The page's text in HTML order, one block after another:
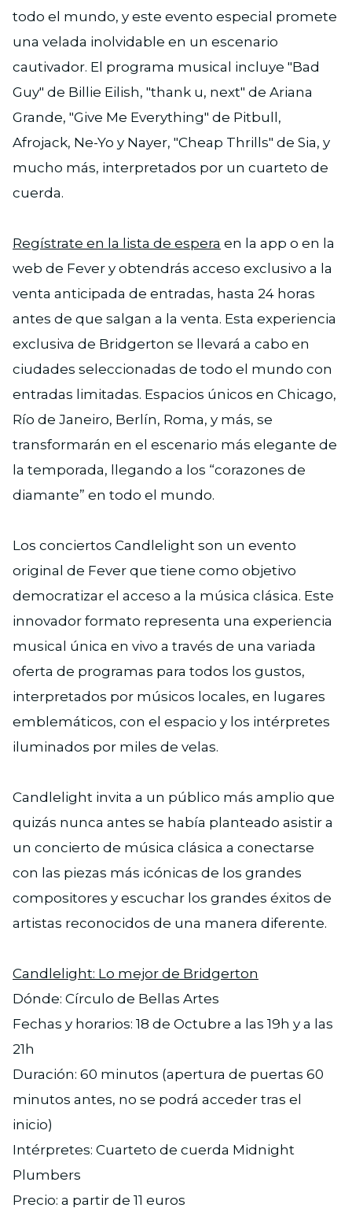
todo el mundo, y este evento especial promete
una velada inolvidable en un escenario
cautivador. El programa musical incluye "Bad
Guy" de Billie Eilish, "thank u, next" de Ariana
Grande, "Give Me Everything" de Pitbull,
Afrojack, Ne-Yo y Nayer, "Cheap Thrills" de Sia, y
mucho más, interpretados por un cuarteto de
cuerda.
Regístrate en la lista de espera en la app o en la
web de Fever y obtendrás acceso exclusivo a la
venta anticipada de entradas, hasta 24 horas
antes de que salgan a la venta. Esta experiencia
exclusiva de Bridgerton se llevará a cabo en
ciudades seleccionadas de todo el mundo con
entradas limitadas. Espacios únicos en Chicago,
Río de Janeiro, Berlín, Roma, y más, se
transformarán en el escenario más elegante de
la temporada, llegando a los “corazones de
diamante” en todo el mundo.
Los conciertos Candlelight son un evento
original de Fever que tiene como objetivo
democratizar el acceso a la música clásica. Este
innovador formato representa una experiencia
musical única en vivo a través de una variada
oferta de programas para todos los gustos,
interpretados por músicos locales, en lugares
emblemáticos, con el espacio y los intérpretes
iluminados por miles de velas.
Candlelight invita a un público más amplio que
quizás nunca antes se había planteado asistir a
un concierto de música clásica a conectarse
con las piezas más icónicas de los grandes
compositores y escuchar los grandes éxitos de
artistas reconocidos de una manera diferente.
Candlelight: Lo mejor de Bridgerton
Dónde: Círculo de Bellas Artes
Fechas y horarios: 18 de Octubre a las 19h y a las
21h
Duración: 60 minutos (apertura de puertas 60
minutos antes, no se podrá acceder tras el
inicio)
Intérpretes: Cuarteto de cuerda Midnight
Plumbers
Precio: a partir de 11 euros